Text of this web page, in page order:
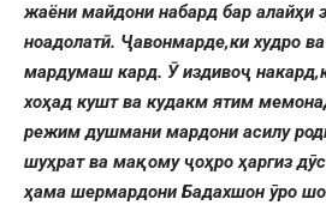
жаёни майдони набард бар алайҳи
ноадолатӣ. Ҷавонмарде,ки худро
мардумаш кард. Ӯ издивоҷ
хоҳад кушт ва кудакм ятим
режим душмани мардони асилу
шуҳрат ва мақому ҷоҳро ҳаргиз
ҳама шермардони Бадахшон ӯро